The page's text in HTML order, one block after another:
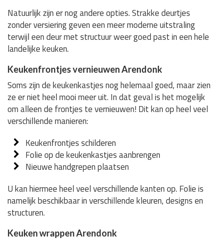
Natuurlijk zijn er nog andere opties. Strakke deurtjes
zonder versiering geven een meer moderne uitstraling
terwijl een deur met structuur weer goed past in een hele
landelijke keuken.
Keukenfrontjes vernieuwen Arendonk
Soms zijn de keukenkastjes nog helemaal goed, maar zien
ze er niet heel mooi meer uit. In dat geval is het mogelijk
om alleen de frontjes te vernieuwen! Dit kan op heel veel
verschillende manieren:
Keukenfrontjes schilderen
Folie op de keukenkastjes aanbrengen
Nieuwe handgrepen plaatsen
U kan hiermee heel veel verschillende kanten op. Folie is
namelijk beschikbaar in verschillende kleuren, designs en
structuren.
Keuken wrappen Arendonk